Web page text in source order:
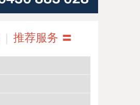
| 推荐服务 〓